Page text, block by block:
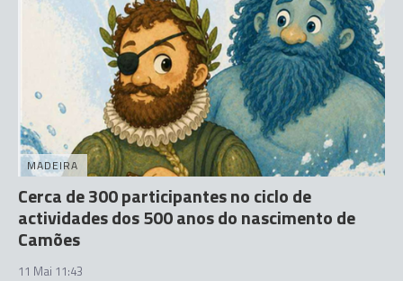
MADEIRA
Cerca de 300 participantes no ciclo de
actividades dos 500 anos do nascimento de
Camões
11 Mai 11:43